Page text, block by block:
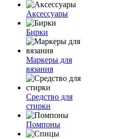
Аксессуары
Бирки
Маркеры для
вязания
Средство для
стирки
Помпоны